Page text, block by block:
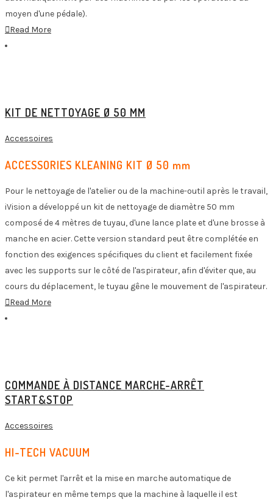
moyen d'une pédale).
Read More
KIT DE NETTOYAGE Ø 50 MM
Accessoires
ACCESSORIES KLEANING KIT Ø 50 mm
Pour le nettoyage de l'atelier ou de la machine-outil après le travail,
iVision a développé un kit de nettoyage de diamètre 50 mm
composé de 4 mètres de tuyau, d'une lance plate et d'une brosse à
manche en acier. Cette version standard peut être complétée en
fonction des exigences spécifiques du client et facilement fixée
avec les supports sur le côté de l'aspirateur, afin d'éviter que, au
cours du déplacement, le tuyau gêne le mouvement de l'aspirateur.
Read More
COMMANDE À DISTANCE MARCHE-ARRÊT
START&STOP
Accessoires
HI-TECH VACUUM
Ce kit permet l'arrêt et la mise en marche automatique de
l'aspirateur en même temps que la machine à laquelle il est